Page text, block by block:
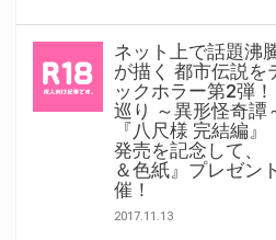
ネット上で話題沸
が描く 都市伝説を
ックホラー第2弾
巡り ～異形怪奇譚
『八尺様 完結編
発売を記念して、
＆色紙』プレゼン
催！
2017.11.13